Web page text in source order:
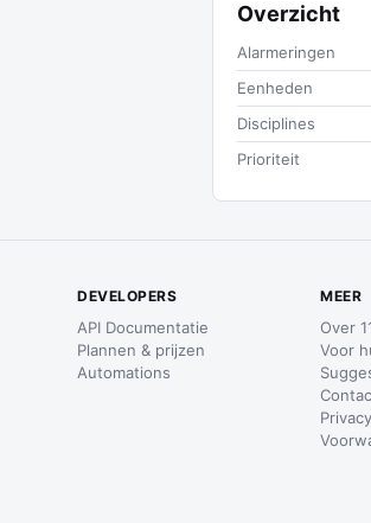
Overzicht
Alarmeringen
Eenheden
Disciplines
Prioriteit
DEVELOPERS
API Documentatie
Plannen & prijzen
Automations
MEER
Over
Voor
Privacy